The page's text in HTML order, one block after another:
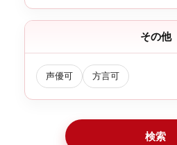
その他
声優可 方言可
検索